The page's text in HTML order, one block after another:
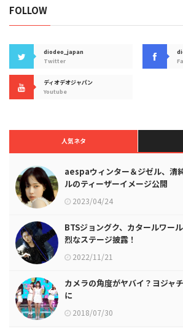
FOLLOW
diodeo_japan
Twitter
ディオデオジャパン
Youtube
人気ネタ
aespaウィンター＆ジゼル、清
ルのティーザーイメージ公開
2023/04/24
BTSジョングク、カタールワー
烈なステージ披露！
2022/11/21
カメラの角度がヤバイ？ヨジャ
に
2018/07/30